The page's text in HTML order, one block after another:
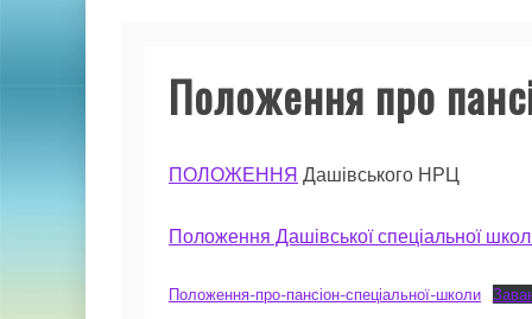
Положення про
ПОЛОЖЕННЯ Дашівського НРЦ
Положення Дашівської спеціальної
Положення-про-пансіон-спеціальної-школи